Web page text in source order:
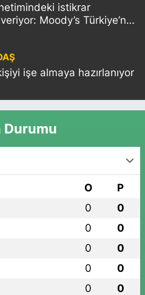
istikrar
Moody’s Türkiye’nin
işe almaya hazırlanıyor
Durumu
O P
0 0
0 0
0 0
0 0
0 0